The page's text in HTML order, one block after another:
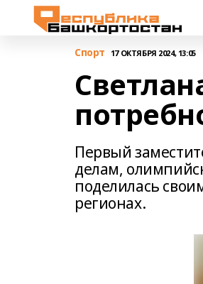
Спорт 17 ОКТЯБРЯ 2024, 13:05
Первый
делам,
поделилась
регионах.